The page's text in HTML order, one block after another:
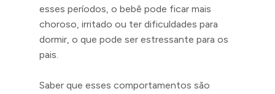
esses períodos, o bebê pode ficar mais
choroso, irritado ou ter dificuldades para
dormir, o que pode ser estressante para os
pais.
Saber que esses comportamentos são